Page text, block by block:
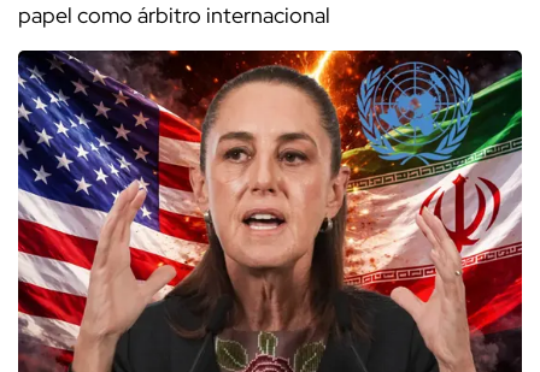
papel como árbitro internacional